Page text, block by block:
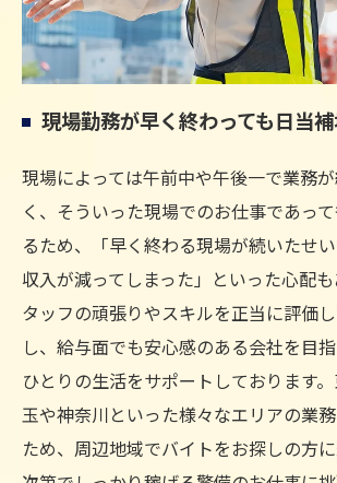
現場勤務が早く終わっても日当補
現場によっては午前中や午後一で業務
く、そういった現場でのお仕事であっ
るため、「早く終わる現場が続いたせ
収入が減ってしまった」といった心配
タッフの頑張りやスキルを正当に評価
し、給与面でも安心感のある会社を目
ひとりの生活をサポートしております
玉や神奈川といった様々なエリアの業
ため、周辺地域でバイトをお探しの方